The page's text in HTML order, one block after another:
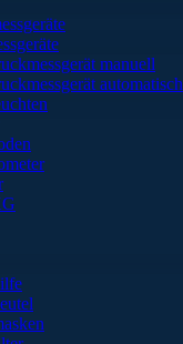
manuell
automatisch